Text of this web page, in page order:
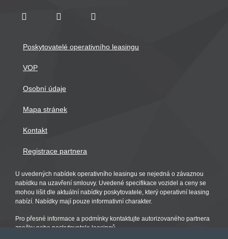
Poskytovatelé operativního leasingu
VOP
Osobní údaje
Mapa stránek
Kontakt
Registrace partnera
U uvedených nabídek operativního leasingu se nejedná o závaznou
nabídku na uzavření smlouvy. Uvedené specifikace vozidel a ceny se
mohou lišit dle aktuální nabídky poskytovatele, který operativní leasing
nabízí. Nabídky mají pouze informativní charakter.
Pro přesné informace a podmínky kontaktujte autorizovaného partnera
značky nebo poskytovatele leasingů.